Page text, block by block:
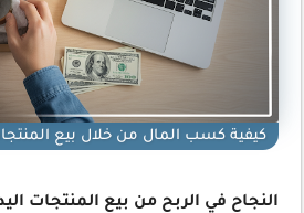
كيفية كسب المال من خلال بيع
النجاح في الربح من بيع المنتجات